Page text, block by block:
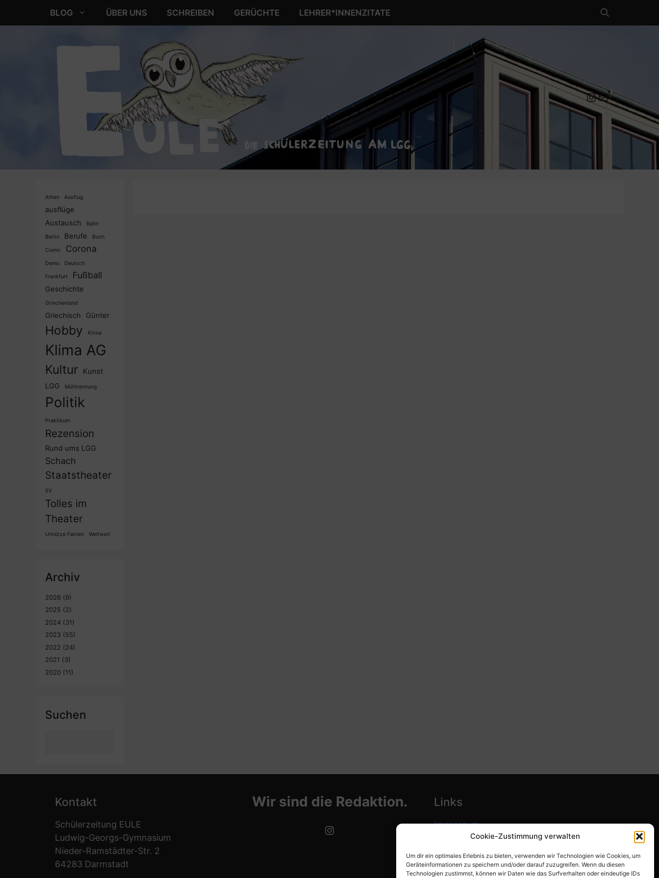
Cookie-Zustimmung verwalten
Um dir ein optimales Erlebnis zu bieten, verwenden wir Technologien wie Cookies, um
Geräteinformationen zu speichern und/oder darauf zuzugreifen. Wenn du diesen
Technologien zustimmst, können wir Daten wie das Surfverhalten oder eindeutige IDs
BLOG ÜBER UNS SCHREIBEN GERÜCHTE LEHRER*INNENZITATE
Instagram
Mail an die EULE Redaktion
Athen Ausflug
ausflüge
Austausch
Bahn
Berlin Berufe Buch
Comic Corona
Demo Deutsch
Frankfurt Fußball
Geschichte
Griechenland
Griechisch Günter
Hobby Klima
Klima AG
Kultur
Kunst
LGG
Mülltrennung
Politik
Praktikum
Rezension
Rund ums LGG
Schach
Staatstheater
SV
Tolles im
Theater
Unnütze Fakten Weltweit
Archiv
2026 (9)
2025 (2)
2024 (31)
2023 (55)
2022 (24)
2021 (3)
2020 (11)
Suchen
Kontakt
Schülerzeitung EULE
Ludwig-Georgs-Gymnasium
Nieder-Ramstädter-Str. 2
64283 Darmstadt
Wir sind die Redaktion.
Instagram
Links
Impressum
Datenschutzerklärung
Cookie-Richtlinie (EU)